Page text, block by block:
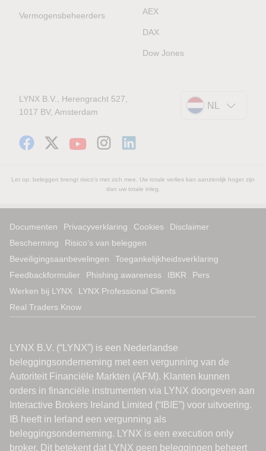
Vermogensbeheerders AEX
DAX
Dow Jones
LYNX B.V., Herengracht 527,
1017 BV, Amsterdam
NL
Let op: beleggen brengt risico's met zich mee. Uw totale verlies kan aanzienlijk hoger zijn
dan uw totale inleg.
Documenten Privacyverklaring Cookies
Disclaimer
Bescherming
Risico’s van beleggen
Beveiligingsaanbevelingen
Toegankelijkheidsverklaring
Feedbackformulier
Phishing awareness IBKR
Pers
Werken bij LYNX
LYNX Professional Clients
Real Traders Know